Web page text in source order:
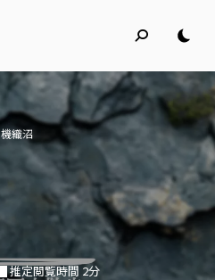
機織沼
推定閲覧時間 2分